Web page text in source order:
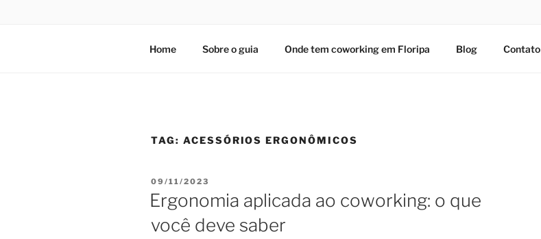
Home Sobre o guia Onde tem coworking em Floripa Blog Contato
TAG: ACESSÓRIOS ERGONÔMICOS
PUBLICADO
EM
09/11/2023
Ergonomia aplicada ao coworking: o que
você deve saber